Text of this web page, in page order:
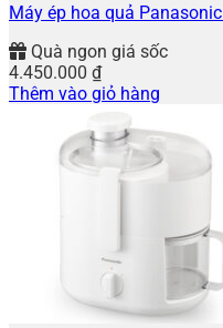
Máy ép hoa quả
Quà ngon giá sốc
4.450.000 ₫
Thêm vào giỏ hàng